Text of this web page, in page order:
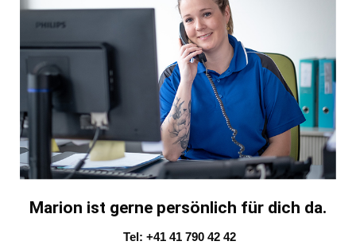
Marion ist gerne persönlich für dich da.
Tel: +41 41 790 42 42